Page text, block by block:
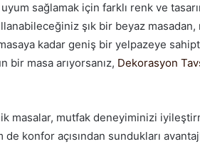
sağlamak için farklı renk ve
şık bir beyaz
kadar geniş bir yelpazeye
bir masa arıyorsanız, Dekorasyon
masalar, mutfak deneyiminizi
de konfor açısından sundukları